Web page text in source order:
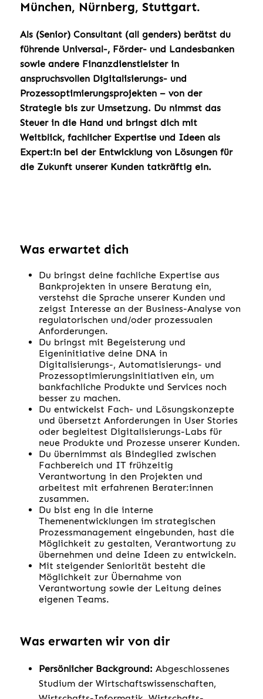
München, Nürnberg, Stuttgart.
Als (Senior) Consultant (all genders) berätst du
führende Universal-, Förder- und Landesbanken
sowie andere Finanzdienstleister in
anspruchsvollen Digitalisierungs- und
Prozessoptimierungsprojekten – von der
Strategie bis zur Umsetzung. Du nimmst das
Steuer in die Hand und bringst dich mit
Weitblick, fachlicher Expertise und Ideen als
Expert:in bei der Entwicklung von Lösungen für
die Zukunft unserer Kunden tatkräftig ein.
Was erwartet dich
Du bringst deine fachliche Expertise aus
Bankprojekten in unsere Beratung ein,
verstehst die Sprache unserer Kunden und
zeigst Interesse an der Business-Analyse von
regulatorischen und/oder prozessualen
Anforderungen.
Du bringst mit Begeisterung und
Eigeninitiative deine DNA in
Digitalisierungs-, Automatisierungs- und
Prozessoptimierungsinitiativen ein, um
bankfachliche Produkte und Services noch
besser zu machen.
Du entwickelst Fach- und Lösungskonzepte
und übersetzt Anforderungen in User Stories
oder begleitest Digitalisierungs-Labs für
neue Produkte und Prozesse unserer Kunden.
Du übernimmst als Bindeglied zwischen
Fachbereich und IT frühzeitig
Verantwortung in den Projekten und
arbeitest mit erfahrenen Berater:innen
zusammen.
Du bist eng in die interne
Themenentwicklungen im strategischen
Prozessmanagement eingebunden, hast die
Möglichkeit zu gestalten, Verantwortung zu
übernehmen und deine Ideen zu entwickeln.
Mit steigender Seniorität besteht die
Möglichkeit zur Übernahme von
Verantwortung sowie der Leitung deines
eigenen Teams.
Was erwarten wir von dir
Persönlicher Background: Abgeschlossenes
Studium der Wirtschaftswissenschaften,